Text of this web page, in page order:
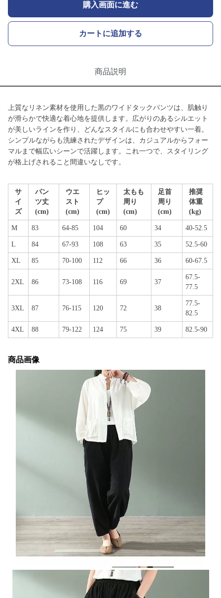
購入画面に進む
カートに追加する
商品説明
上質なリネン素材を使用した黒のワイドタックパンツは、肌触り
が滑らかで快適な着心地を提供します。広がりのあるシルエット
が美しいラインを作り、どんなスタイルにも合わせやすい一着。
シンプルながらも洗練されたデザインは、カジュアルからフォー
マルまで幅広いシーンで活躍します。これ一つで、スタイリング
が格上げされること間違いなしです。
サ
イ
ズ
パン
ツ丈
(cm)
ウエ
スト
(cm)
ヒッ
プ
(cm)
太もも
周り
(cm)
足首
周り
(cm)
推奨
体重
(kg)
M 83 64-85 104 60 34 40-52.5
L 84 67-93 108 63 35 52.5-60
XL 85 70-100 112 66 36 60-67.5
2XL 86 73-108 116 69 37
67.5-
77.5
3XL 87 76-115 120 72 38
77.5-
82.5
4XL 88 79-122 124 75 39 82.5-90
商品画像